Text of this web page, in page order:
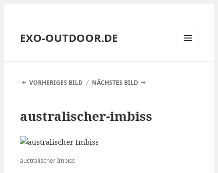
EXO-OUTDOOR.DE
VORHERIGES BILD
NÄCHSTES BILD
australischer-imbiss
australischer Imbiss